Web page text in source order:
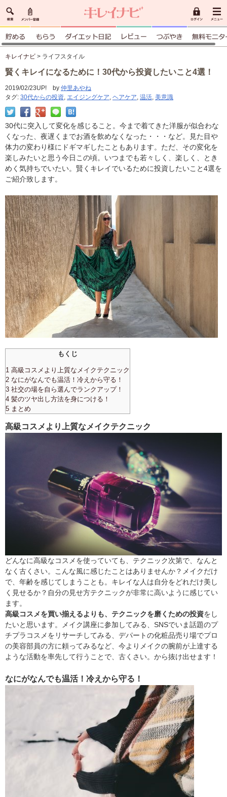
キレイナビ > ライフスタイル
賢くキレイになるために！30代から投資したいこと4選！
2019/02/23UP! by 仲里あやね
タグ: 30代からの投資, エイジングケア, ヘアケア, 温活, 美意識
30代に突入して変化を感じること。今まで着てきた洋服が似合わな
くなった、夜遅くまでお酒を飲めなくなった・・・など。見た目や
体力の変わり様にドギマギしたこともあります。ただ、その変化を
楽しみたいと思う今日この頃。いつまでも若々しく、楽しく、とき
めく気持ちでいたい。賢くキレイでいるために投資したいこと4選を
ご紹介致します。
もくじ
1 高級コスメより上質なメイクテクニック
2 なにがなんでも温活！冷えから守る！
3 社交の場を自ら選んでランクアップ！
4 髪のツヤ出し方法を身につける！
5 まとめ
高級コスメより上質なメイクテクニック
どんなに高級なコスメを使っていても、テクニック次第で、なんと
なく古くさい。こんな風に感じたことはありませんか？メイクだけ
で、年齢を感じてしまうことも。キレイな人は自分をどれだけ美し
く見せるか？自分の見せ方テクニックが非常に高いように感じてい
ます。
高級コスメを買い揃えるよりも、テクニックを磨くための投資をし
たいと思います。メイク講座に参加してみる、SNSでいま話題のプ
チプラコスメをリサーチしてみる、デパートの化粧品売り場でプロ
の美容部員の方に頼ってみるなど、今よりメイクの腕前が上達する
ような活動を率先して行うことで、古くさい。から抜け出せます！
なにがなんでも温活！冷えから守る！